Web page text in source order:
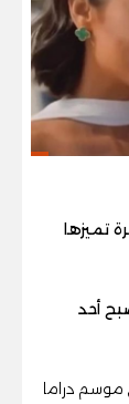
تميزها
أحد
موسم دراما